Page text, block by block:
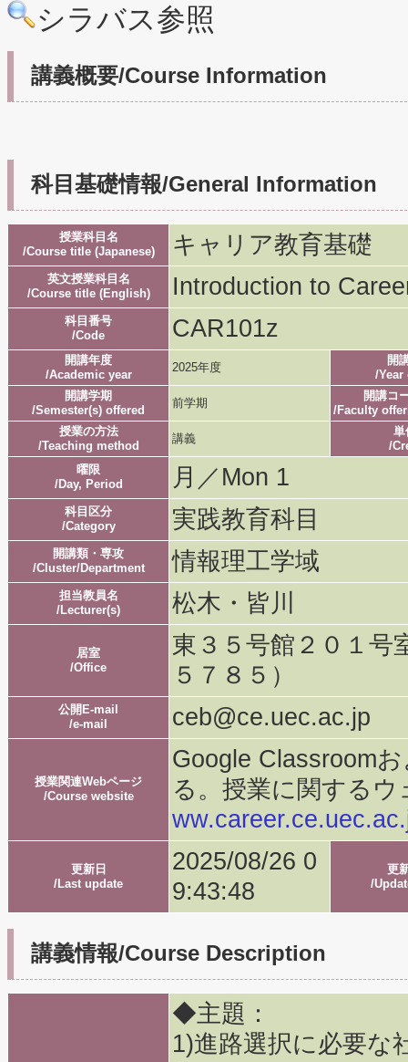
シラバス参照
講義概要/Course Information
科目基礎情報/General Information
授業科目名
/Course title (Japanese)
キャリア教育基礎
英文授業科目名
/Course title (English)
Introduction to
科目番号
/Code
CAR101z
開講年度
/Academic year
2025年度
開
/Year
開講学期
/Semester(s) offered
前学期
開講コ
/Faculty
授業の方法
/Teaching method
講義
単
/
曜限
/Day, Period
月／Mon 1
科目区分
/Category
実践教育科目
開講類・専攻
/Cluster/Department
情報理工学域
担当教員名
/Lecturer(s)
松木・皆川
居室
/Office
東３５号館２０１
５７８５）
公開E-mail
/e-mail
ceb@ce.uec.ac.jp
授業関連Webページ
/Course website
Google Classroom
る。授業に関する
更新日
/Last update
2025/08/26 0
9:43:48
更
/
講義情報/Course Description
◆主題：
1)進路選択に必要な